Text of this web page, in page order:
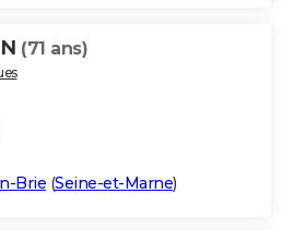
(71 ans)
Brie (Seine-et-Marne)